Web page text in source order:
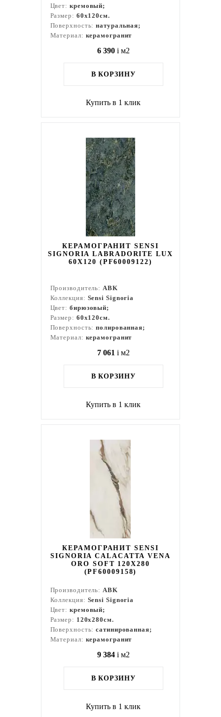
Цвет: кремовый;
Размер: 60x120см.
Поверхность:натуральная;
Материал: керамогранит
6 390 i м2
В КОРЗИНУ
Купить в 1 клик
КЕРАМОГРАНИТ SENSI
SIGNORIA LABRADORITE LUX
60X120 (PF60009122)
Производитель:ABK
Коллекция: Sensi Signoria
Цвет: бирюзовый;
Размер: 60x120см.
Поверхность:полированная;
Материал: керамогранит
7 061 i м2
В КОРЗИНУ
Купить в 1 клик
КЕРАМОГРАНИТ SENSI
SIGNORIA CALACATTA VENA
ORO SOFT 120X280
(PF60009158)
Производитель:ABK
Коллекция: Sensi Signoria
Цвет: кремовый;
Размер: 120x280см.
Поверхность:сатинированная;
Материал: керамогранит
9 384 i м2
В КОРЗИНУ
Купить в 1 клик